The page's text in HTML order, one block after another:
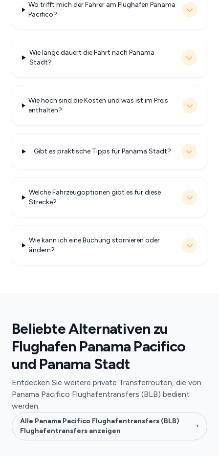
Wo trifft mich der Fahrer am Flughafen Panama
Pacifico?
Wie lange dauert die Fahrt nach Panama
Stadt?
Wie hoch sind die Kosten und was ist im Preis
enthalten?
Gibt es praktische Tipps für Panama Stadt?
Welche Fahrzeugoptionen gibt es für diese
Strecke?
Wie kann ich eine Buchung stornieren oder
ändern?
Beliebte Alternativen zu
Flughafen Panama Pacifico
und Panama Stadt
Entdecken Sie weitere private Transferrouten, die von
Panama Pacifico Flughafentransfers (BLB) bedient
werden.
Alle Panama Pacifico Flughafentransfers (BLB)
Flughafentransfers anzeigen